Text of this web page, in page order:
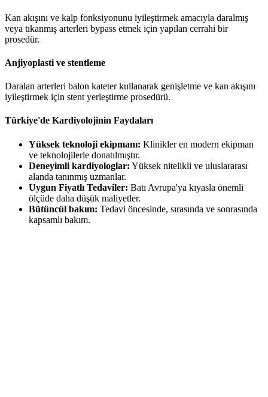
Kan akışını ve kalp fonksiyonunu iyileştirmek amacıyla daralmış
veya tıkanmış arterleri bypass etmek için yapılan cerrahi bir
prosedür.
Anjiyoplasti ve stentleme
Daralan arterleri balon kateter kullanarak genişletme ve kan akışını
iyileştirmek için stent yerleştirme prosedürü.
Türkiye'de Kardiyolojinin Faydaları
Yüksek teknoloji ekipmanı: Klinikler en modern ekipman
ve teknolojilerle donatılmıştır.
Deneyimli kardiyologlar: Yüksek nitelikli ve uluslararası
alanda tanınmış uzmanlar.
Uygun Fiyatlı Tedaviler: Batı Avrupa'ya kıyasla önemli
ölçüde daha düşük maliyetler.
Bütüncül bakım: Tedavi öncesinde, sırasında ve sonrasında
kapsamlı bakım.